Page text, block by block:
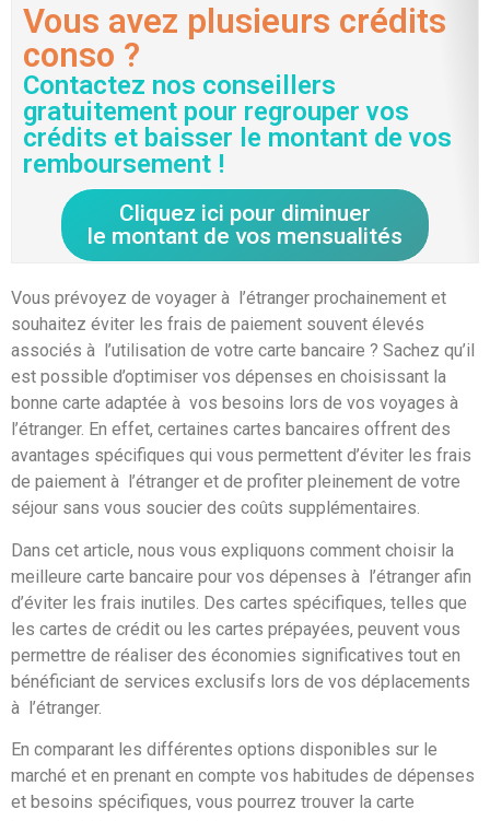
Vous avez plusieurs crédits
conso ?
Contactez nos conseillers
gratuitement pour regrouper vos
crédits et baisser le montant de vos
remboursement !
Cliquez ici pour diminuer
le montant de vos mensualités
Vous prévoyez de voyager à l’étranger prochainement et
souhaitez éviter les frais de paiement souvent élevés
associés à l’utilisation de votre carte bancaire ? Sachez qu’il
est possible d’optimiser vos dépenses en choisissant la
bonne carte adaptée à vos besoins lors de vos voyages à
l’étranger. En effet, certaines cartes bancaires offrent des
avantages spécifiques qui vous permettent d’éviter les frais
de paiement à l’étranger et de profiter pleinement de votre
séjour sans vous soucier des coûts supplémentaires.
Dans cet article, nous vous expliquons comment choisir la
meilleure carte bancaire pour vos dépenses à l’étranger afin
d’éviter les frais inutiles. Des cartes spécifiques, telles que
les cartes de crédit ou les cartes prépayées, peuvent vous
permettre de réaliser des économies significatives tout en
bénéficiant de services exclusifs lors de vos déplacements
à l’étranger.
En comparant les différentes options disponibles sur le
marché et en prenant en compte vos habitudes de dépenses
et besoins spécifiques, vous pourrez trouver la carte